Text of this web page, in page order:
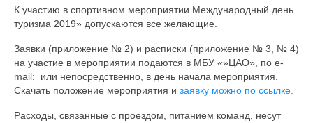
К участию в спортивном мероприятии Международный день
туризма 2019» допускаются все желающие.
Заявки (приложение № 2) и расписки (приложение № 3, № 4)
на участие в мероприятии подаются в МБУ «»ЦАО», по e-
mail: или непосредственно, в день начала мероприятия.
Скачать положение мероприятия и заявку можно по ссылке.
Расходы, связанные с проездом, питанием команд, несут